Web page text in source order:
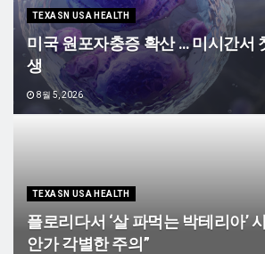
TEXASN USA HEALTH
미국 원포자충증 확산 … 미시간서
생
8월 5, 2026
TEXASN USA HEALTH
플로리다서 ‘살 파먹는 박테리아’
안가 각별한 주의”